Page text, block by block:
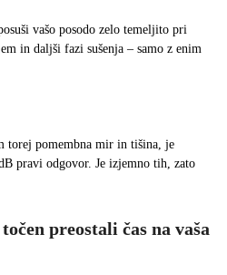
vašo posodo zelo temeljito pri
in daljši fazi sušenja – samo z enim
torej pomembna mir in tišina, je
pravi odgovor. Je izjemno tih, zato
preostali čas na vaša